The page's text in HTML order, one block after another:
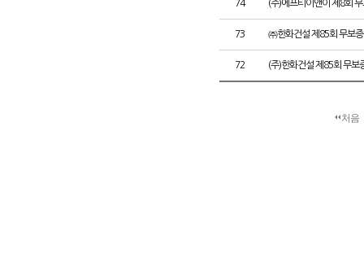
74 (주)에프티이앤이 제8회
73 ㈜한화건설 제85회 무보
72 (주)한화건설 제85회 무보
처음